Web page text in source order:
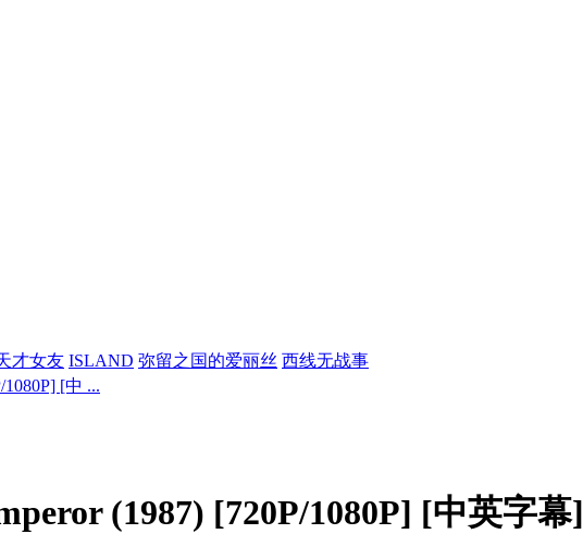
才女友 ISLAND 弥留之国的爱丽丝 西线无战事
1080P] [中 ...
(1987) [720P/1080P] [中英字幕]